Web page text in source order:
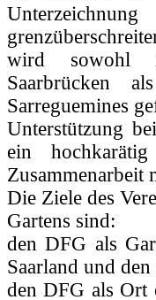
wird sowohl
Saarbrücken
Sarreguemines
Unterstützung
ein
Zusammenarbeit
Die Ziele des
Gartens sind:
den DFG als
Saarland und
den DFG als Ort